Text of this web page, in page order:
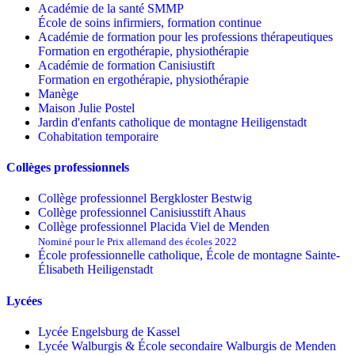
Académie de la santé SMMP
École de soins infirmiers, formation continue
Académie de formation pour les professions thérapeutiques
Formation en ergothérapie, physiothérapie
Académie de formation Canisiustift
Formation en ergothérapie, physiothérapie
Manège
Maison Julie Postel
Jardin d'enfants catholique de montagne Heiligenstadt
Cohabitation temporaire
Collèges professionnels
Collège professionnel Bergkloster Bestwig
Collège professionnel Canisiusstift Ahaus
Collège professionnel Placida Viel de Menden
Nominé pour le Prix allemand des écoles 2022
École professionnelle catholique, École de montagne Sainte-
Élisabeth Heiligenstadt
Lycées
Lycée Engelsburg de Kassel
Lycée Walburgis & École secondaire Walburgis de Menden